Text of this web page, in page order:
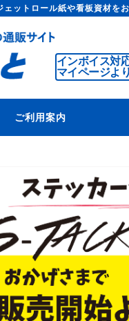
ットロール紙や看板資材を
インボイス対
マイページよ
ご利用案内